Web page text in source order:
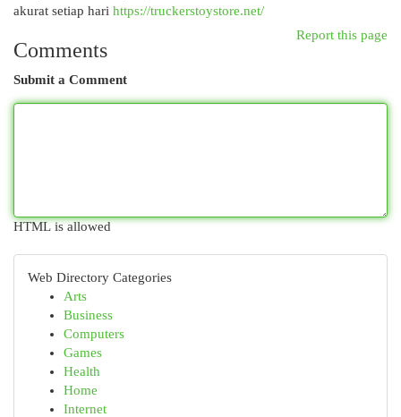
akurat setiap hari https://truckerstoystore.net/
Report this page
Comments
Submit a Comment
HTML is allowed
Web Directory Categories
Arts
Business
Computers
Games
Health
Home
Internet